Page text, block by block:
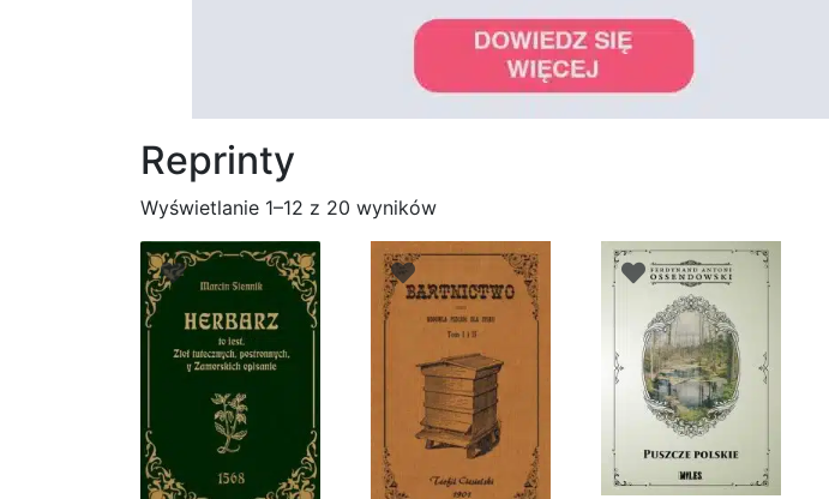
Reprinty
Wyświetlanie 1–12 z 20 wynikówPosortowane
według
najnowszych